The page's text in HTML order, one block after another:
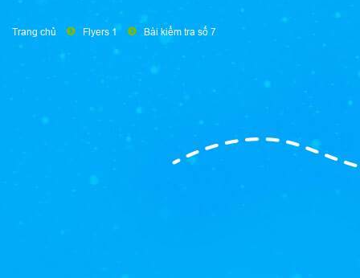
Trang chủ Flyers 1 Bài kiểm tra số 7